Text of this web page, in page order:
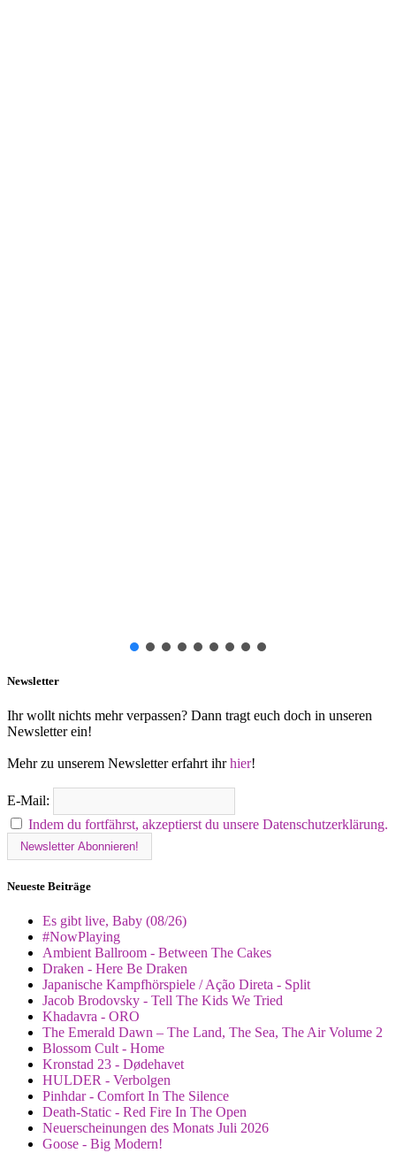
Newsletter
Ihr wollt nichts mehr verpassen? Dann tragt euch doch in unseren
Newsletter ein!
Mehr zu unserem Newsletter erfahrt ihrhier!
E-Mail:
Indem du fortfährst, akzeptierst du unsere Datenschutzerklärung.
Neueste Beiträge
Es gibt live, Baby (08/26)
#NowPlaying
Ambient Ballroom - Between The Cakes
Draken - Here Be Draken
Japanische Kampfhörspiele / Ação Direta - Split
Jacob Brodovsky - Tell The Kids We Tried
Khadavra - ORO
The Emerald Dawn – The Land, The Sea, The Air Volume 2
Blossom Cult - Home
Kronstad 23 - Dødehavet
HULDER - Verbolgen
Pinhdar - Comfort In The Silence
Death-Static - Red Fire In The Open
Neuerscheinungen des Monats Juli 2026
Goose - Big Modern!